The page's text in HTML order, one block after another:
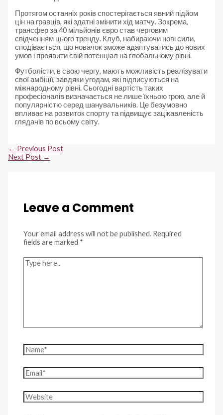
Протягом останніх років спостерігається явний підйом
цін на гравців, які здатні змінити хід матчу. Зокрема,
трансфер за 40 мільйонів євро став черговим
свідченням цього тренду. Клуб, набираючи нові сили,
сподівається, що новачок зможе адаптуватись до нових
умов і проявити свій потенціал на глобальному рівні.
Футболісти, в свою чергу, мають можливість реалізувати
свої амбіції, завдяки угодам, які підписуються на
міжнародному рівні. Сьогодні вартість таких
професіоналів визначається не лише їхньою грою, але й
популярністю серед шанувальників. Це безумовно
впливає на розвиток спорту та підвищує зацікавленість
глядачів по всьому світу.
Post
navigation
← Previous Post
Next Post →
Leave a Comment
Your email address will not be published. Required
fields are marked *
Type
here..
Name*
Email*
Website